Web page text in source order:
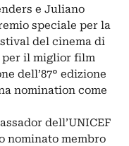
e Juliano
speciale per la
del cinema di
per il miglior film
dell’87° edizione
nomination come
dell’UNICEF
nominato membro